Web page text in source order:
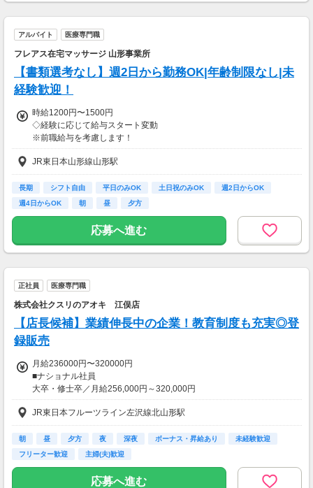
一部支給
アルバイト 医療専門職
フレアス在宅マッサージ 山形事業所
【書類選考なし】週2日から勤務OK|年齢制限なし|未
経験歓迎！
時給1200円〜1500円
◇経験に応じて給与スタート変動
※前職給与を考慮します！
◇施術管理者の場合、別途手当あり
◇昇給賞与あり
（会社業績、個人評価に応じて）
（施術所に応じて変動あり）
【交通費】
JR東日本山形線山形駅
長期 シフト自由 平日のみOK 土日祝のみOK
週2日からOK
週4日からOK
朝 昼 夕方
応募へ進む
正社員 医療専門職
株式会社クスリのアオキ 江俣店
【店長候補】業績伸長中の企業！教育制度も充実◎登
録販売
月給236000円〜320000円
■ナショナル社員
大卒・修士卒／月給256,000円～320,000円
高校・短大・専門卒／月給236,000円～320,000円
～年収例～
年収356万円／入社1年目
年収500万円／入社3年目・店長
JR東日本フルーツライン左沢線北山形駅
朝 昼 夕方 夜 深夜 ボーナス・昇給あり
未経験歓迎
フリーター歓迎
主婦(夫)歓迎
応募へ進む